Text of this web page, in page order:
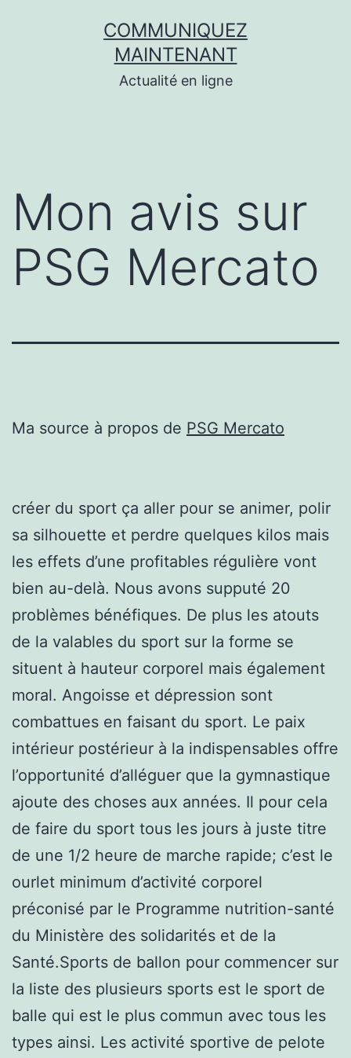
COMMUNIQUEZ
MAINTENANT
Actualité en ligne
Mon avis sur
PSG Mercato
Ma source à propos de PSG Mercato
créer du sport ça aller pour se animer, polir
sa silhouette et perdre quelques kilos mais
les effets d’une profitables régulière vont
bien au-delà. Nous avons supputé 20
problèmes bénéfiques. De plus les atouts
de la valables du sport sur la forme se
situent à hauteur corporel mais également
moral. Angoisse et dépression sont
combattues en faisant du sport. Le paix
intérieur postérieur à la indispensables offre
l’opportunité d’alléguer que la gymnastique
ajoute des choses aux années. Il pour cela
de faire du sport tous les jours à juste titre
de une 1/2 heure de marche rapide; c’est le
ourlet minimum d’activité corporel
préconisé par le Programme nutrition-santé
du Ministère des solidarités et de la
Santé.Sports de ballon pour commencer sur
la liste des plusieurs sports est le sport de
balle qui est le plus commun avec tous les
types ainsi. Les activité sportive de pelote